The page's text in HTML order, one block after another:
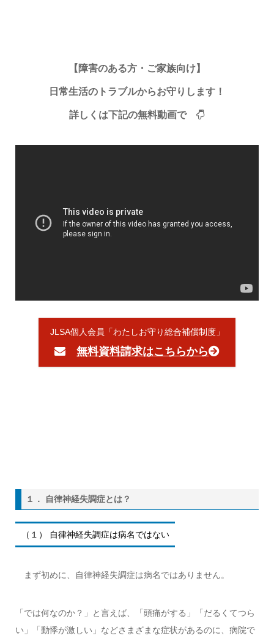
【障害のある方・ご家族向け】
日常生活のトラブルからお守りします！
詳しくは下記の無料動画で
JLSA個人会員「わたしお守り総合補償制度」
無料資料請求はこちらから
１． 自律神経失調症とは？
（１） 自律神経失調症は病名ではない
まず初めに、自律神経失調症は病名ではありません。
「では何なのか？」と言えば、「頭痛がする」「だるくてつら
い」「動悸が激しい」などさまざまな症状があるのに、病院で